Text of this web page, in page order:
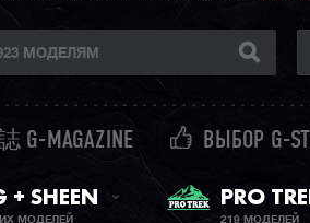
G-MAGAZINE ВЫБОР G-
ЧАСЫ
+ SHEEN
МОДЕЛЕЙ
PRO
219 МОДЕЛЕЙ